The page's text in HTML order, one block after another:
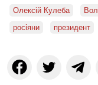
Олексій Кулеба
росіяни
президент